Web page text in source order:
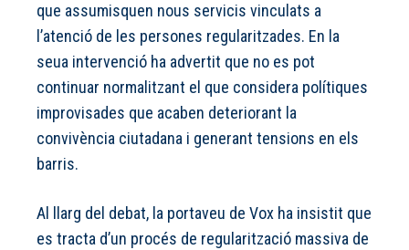
que assumisquen nous servicis vinculats a
l’atenció de les persones regularitzades. En la
seua intervenció ha advertit que no es pot
continuar normalitzant el que considera polítiques
improvisades que acaben deteriorant la
convivència ciutadana i generant tensions en els
barris.
Al llarg del debat, la portaveu de Vox ha insistit que
es tracta d’un procés de regularització massiva de